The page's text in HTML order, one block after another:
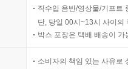
직수입 음반/영상물/기프트
단, 당일 00시~13시 사이의
박스 포장은 택배 배송이
소비자의 책임 있는 사유로